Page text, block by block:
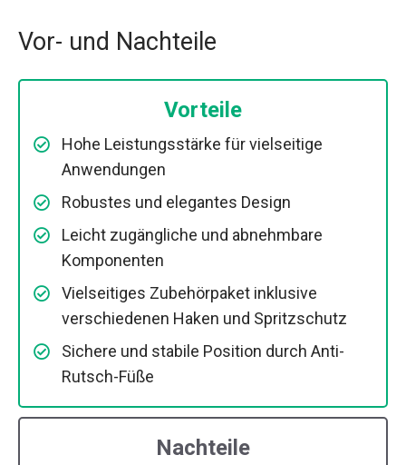
Vor- und Nachteile
Vorteile
Hohe Leistungsstärke für vielseitige
Anwendungen
Robustes und elegantes Design
Leicht zugängliche und abnehmbare
Komponenten
Vielseitiges Zubehörpaket inklusive
verschiedenen Haken und Spritzschutz
Sichere und stabile Position durch Anti-
Rutsch-Füße
Nachteile